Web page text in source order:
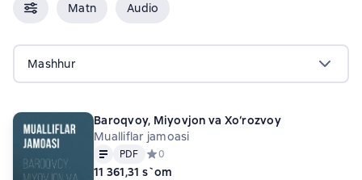
Matn Audio
Mashhur
Baroqvoy, Miyovjon va Хo‘rozvoy
Mualliflar jamoasi
Matn PDF
PDF Средний рейтинг 0 на основе 0 оценок
0
11 361,31 s`om